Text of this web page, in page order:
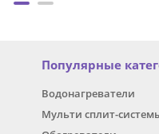
Популярные
Водонагреватели
Мульти сплит-